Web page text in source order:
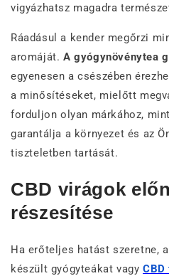
vigyázhatsz magadra
Ráadásul a kender megőrzi
aromáját. A gyógynövénytea
egyenesen a csészében
a minősítéseket, mielőtt
forduljon olyan márkához,
garantálja a környezet és az
tiszteletben tartását.
CBD virágok
részesítése
Ha erőteljes hatást szeretne,
készült gyógyteákat vagy